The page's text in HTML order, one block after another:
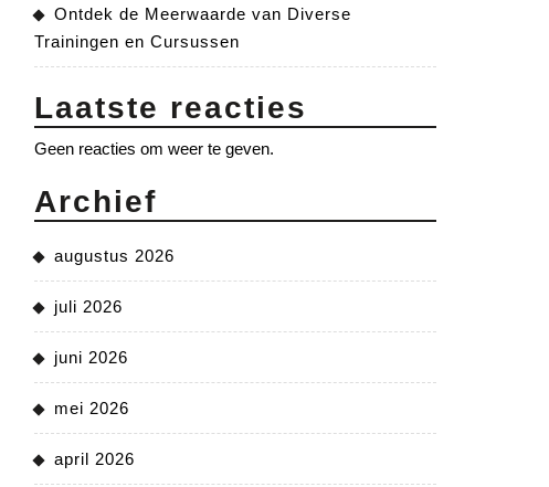
Ontdek de Meerwaarde van Diverse
Trainingen en Cursussen
Laatste reacties
Geen reacties om weer te geven.
Archief
augustus 2026
juli 2026
juni 2026
mei 2026
april 2026